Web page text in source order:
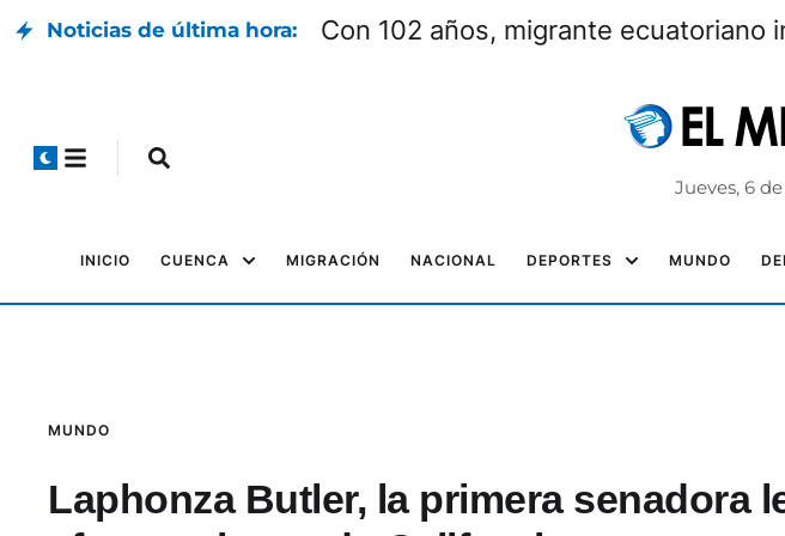
Noticias de última hora: Con 102 años, migrante ecuatoriano
Jueves, 6
INICIO CUENCA MIGRACIÓN NACIONAL DEPORTES MUNDO
MUNDO
Laphonza Butler, la primera senadora